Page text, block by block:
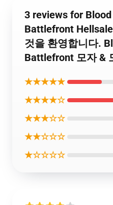
3 reviews for
Battlefront
것을 환영합니다.
Battlefront 모자 &
★★★★★
★★★★☆
★★★☆☆
★★☆☆☆
★☆☆☆☆